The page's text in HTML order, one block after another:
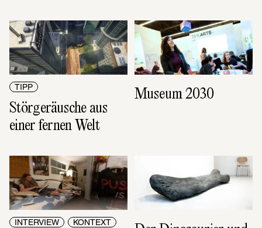
TIPP
Störgeräusche aus
einer fernen Welt
Museum 2030
INTERVIEW KONTEXT